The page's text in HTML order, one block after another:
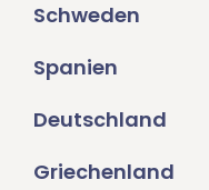
Schweden
Spanien
Deutschland
Griechenland